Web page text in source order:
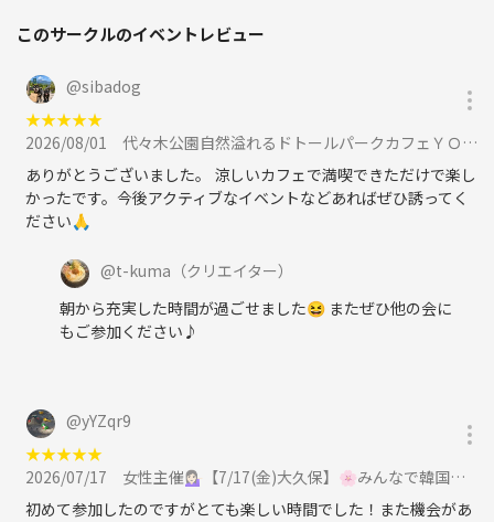
このサークルのイベントレビュー
@sibadog
★★★★★
2026/08/01
代々木公園自然溢れるドトールパークカフェＹＯＹＯＧＩで朝カフェ＆朝ウォーキング☀️に参加
ありがとうございました。 涼しいカフェで満喫できただけで楽し
かったです。今後アクティブなイベントなどあればぜひ誘ってく
ださい🙏
@t-kuma （クリエイター）
朝から充実した時間が過ごせました😆 またぜひ他の会に
もご参加ください♪
@yYZqr9
★★★★★
2026/07/17
女性主催💁🏻‍♀️【7/17(金)大久保】🌸みんなで韓国料理たべませんか？🇰🇷🥘に参加
初めて参加したのですがとても楽しい時間でした！また機会があ